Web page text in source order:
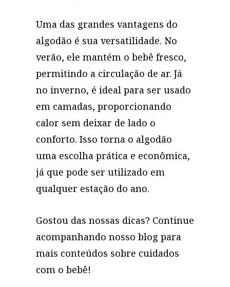
Uma das grandes vantagens do
algodão é sua versatilidade. No
verão, ele mantém o bebê fresco,
permitindo a circulação de ar. Já
no inverno, é ideal para ser usado
em camadas, proporcionando
calor sem deixar de lado o
conforto. Isso torna o algodão
uma escolha prática e econômica,
já que pode ser utilizado em
qualquer estação do ano.
Gostou das nossas dicas? Continue
acompanhando nosso blog para
mais conteúdos sobre cuidados
com o bebê!